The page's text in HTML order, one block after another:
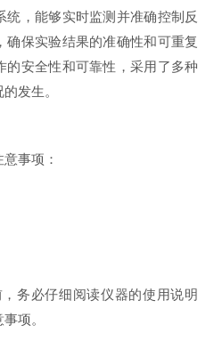
统，能够实时监测并准确控制反
确保实验结果的准确性和可重复
的安全性和可靠性，采用了多种
发生。
事项：
必仔细阅读仪器的使用说明
项。